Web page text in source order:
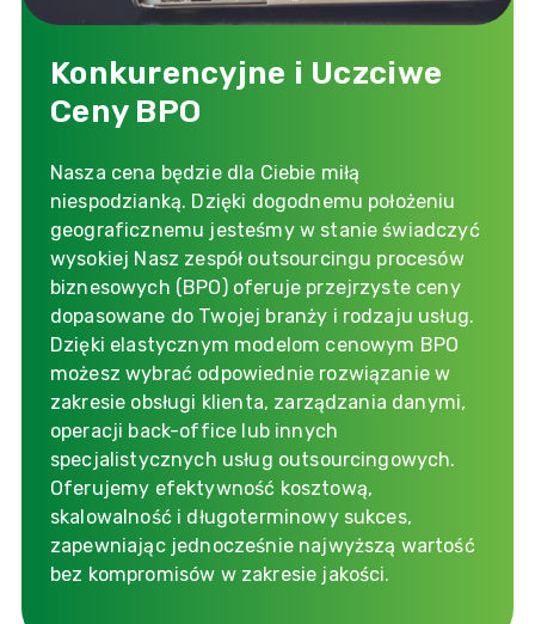
Konkurencyjne i Uczciwe
Ceny BPO
Nasza cena będzie dla Ciebie miłą
niespodzianką. Dzięki dogodnemu położeniu
geograficznemu jesteśmy w stanie świadczyć
wysokiej Nasz zespół outsourcingu procesów
biznesowych (BPO) oferuje przejrzyste ceny
dopasowane do Twojej branży i rodzaju usług.
Dzięki elastycznym modelom cenowym BPO
możesz wybrać odpowiednie rozwiązanie w
zakresie obsługi klienta, zarządzania danymi,
operacji back-office lub innych
specjalistycznych usług outsourcingowych.
Oferujemy efektywność kosztową,
skalowalność i długoterminowy sukces,
zapewniając jednocześnie najwyższą wartość
bez kompromisów w zakresie jakości.